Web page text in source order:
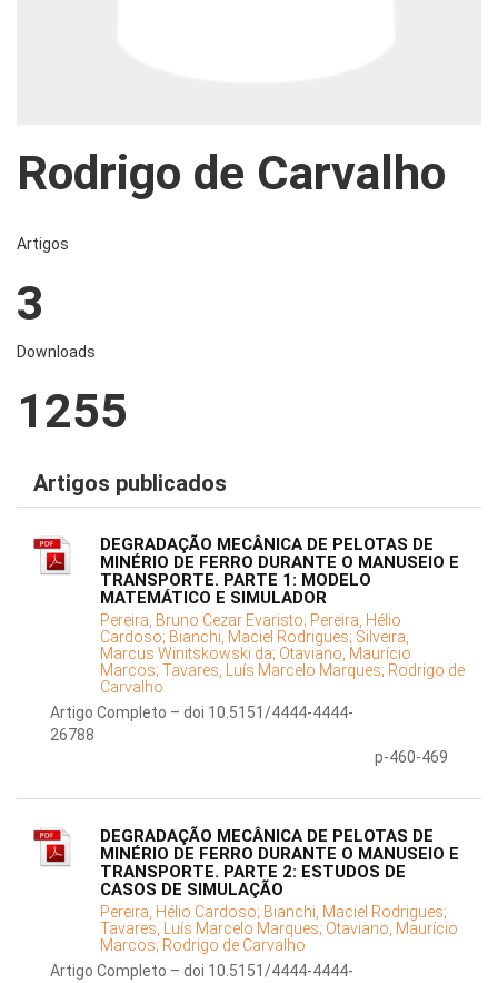
Rodrigo de Carvalho
Artigos
3
Downloads
1255
Artigos publicados
DEGRADAÇÃO MECÂNICA DE PELOTAS DE
MINÉRIO DE FERRO DURANTE O MANUSEIO E
TRANSPORTE. PARTE 1: MODELO
MATEMÁTICO E SIMULADOR
Pereira, Bruno Cezar Evaristo; Pereira, Hélio
Cardoso; Bianchi, Maciel Rodrigues; Silveira,
Marcus Winitskowski da; Otaviano, Maurício
Marcos; Tavares, Luís Marcelo Marques; Rodrigo de
Carvalho
Artigo Completo – doi 10.5151/4444-4444-
26788
p-460-469
DEGRADAÇÃO MECÂNICA DE PELOTAS DE
MINÉRIO DE FERRO DURANTE O MANUSEIO E
TRANSPORTE. PARTE 2: ESTUDOS DE
CASOS DE SIMULAÇÃO
Pereira, Hélio Cardoso; Bianchi, Maciel Rodrigues;
Tavares, Luís Marcelo Marques; Otaviano, Maurício
Marcos; Rodrigo de Carvalho
Artigo Completo – doi 10.5151/4444-4444-